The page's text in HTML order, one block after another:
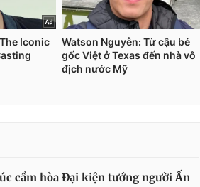
cầm hòa Đại kiện tướng người Ấn